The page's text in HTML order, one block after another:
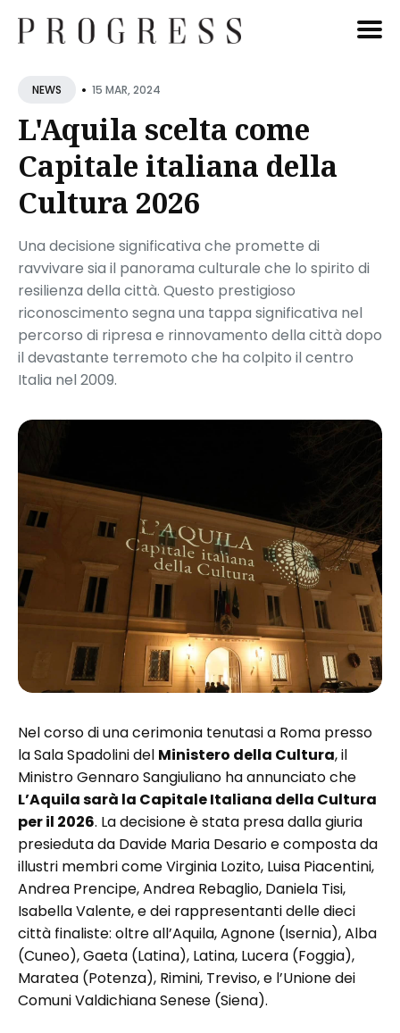
Cerca
NEWS • 15 MAR, 2024
L'Aquila scelta come
Capitale italiana della
Cultura 2026
Una decisione significativa che promette di
ravvivare sia il panorama culturale che lo spirito di
resilienza della città. Questo prestigioso
riconoscimento segna una tappa significativa nel
percorso di ripresa e rinnovamento della città dopo
il devastante terremoto che ha colpito il centro
Italia nel 2009.
Nel corso di una cerimonia tenutasi a Roma presso
la Sala Spadolini del Ministero della Cultura, il
Ministro Gennaro Sangiuliano ha annunciato che
L’Aquila sarà la Capitale Italiana della Cultura
per il 2026. La decisione è stata presa dalla giuria
presieduta da Davide Maria Desario e composta da
illustri membri come Virginia Lozito, Luisa Piacentini,
Andrea Prencipe, Andrea Rebaglio, Daniela Tisi,
Isabella Valente, e dei rappresentanti delle dieci
città finaliste: oltre all’Aquila, Agnone (Isernia), Alba
(Cuneo), Gaeta (Latina), Latina, Lucera (Foggia),
Maratea (Potenza), Rimini, Treviso, e l’Unione dei
Comuni Valdichiana Senese (Siena).